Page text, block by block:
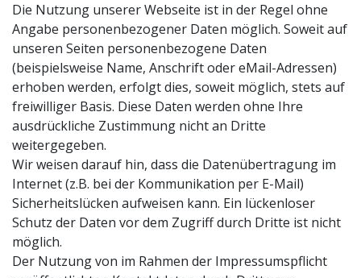
Die Nutzung unserer Webseite ist in der Regel ohne
Angabe personenbezogener Daten möglich. Soweit auf
unseren Seiten personenbezogene Daten
(beispielsweise Name, Anschrift oder eMail-Adressen)
erhoben werden, erfolgt dies, soweit möglich, stets auf
freiwilliger Basis. Diese Daten werden ohne Ihre
ausdrückliche Zustimmung nicht an Dritte
weitergegeben.
Wir weisen darauf hin, dass die Datenübertragung im
Internet (z.B. bei der Kommunikation per E-Mail)
Sicherheitslücken aufweisen kann. Ein lückenloser
Schutz der Daten vor dem Zugriff durch Dritte ist nicht
möglich.
Der Nutzung von im Rahmen der Impressumspflicht